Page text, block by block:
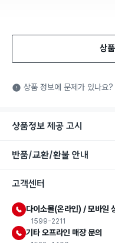
식품용 기구: 식품
는 식품첨가물에
상
상품 정보에 문제가 있나요?
상품정보 제공 고시
반품/교환/환불 안내
고객센터
다이소몰(온라인) / 모바일
1599-2211
기타 오프라인 매장 문의